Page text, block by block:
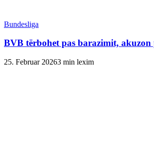
Bundesliga
BVB tërbohet pas barazimit,
25. Februar 20263 min lexim